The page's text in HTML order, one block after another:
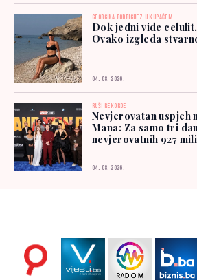
GEORGINA RODRIGUEZ U KUPAĆEM
Dok jedni vide
Ovako izgleda
04. 08. 2026.
RUŠI REKORDE
Nevjerovatan uspjeh
Mana: Za samo tri
nevjerovatnih 927
04. 08. 2026.